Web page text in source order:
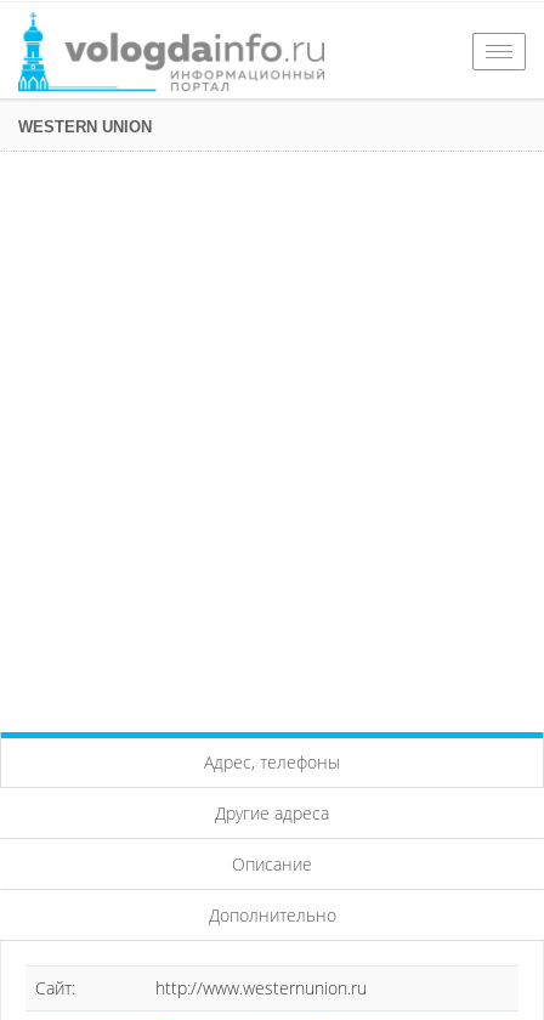
WESTERN UNION
Адрес, телефоны
Другие адреса
Описание
Дополнительно
Сайт:
http://www.westernunion.ru